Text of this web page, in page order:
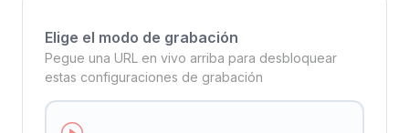
Elige el modo de grabación
Pegue una URL en vivo arriba para desbloquear
estas configuraciones de grabación